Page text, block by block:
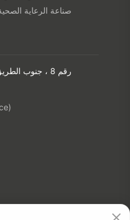
صناعة الرعاية
Add: 1-5f ، رقم 8 ، جنوب الطريق ، مدينة شيامن ، الصين